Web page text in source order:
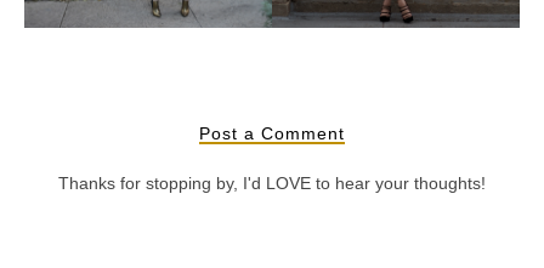
Post a Comment
Thanks for stopping by, I'd LOVE to hear your thoughts!